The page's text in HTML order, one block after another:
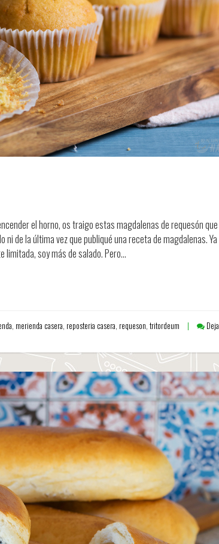
el horno, os traigo estas magdalenas de requesón que
de la última vez que publiqué una receta de magdalenas. Ya
limitada, soy más de salado. Pero…
, merienda casera, reposteria casera, requeson, tritordeum
Deja